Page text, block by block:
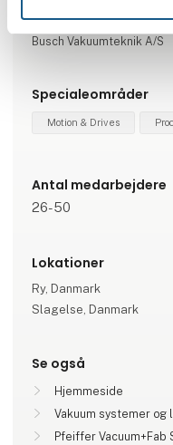
Repræsenterede
Busch Vakuumteknik A/S
Specialeområder
Motion & Drives
Antal medarbejdere
26-50
Lokationer
Ry, Danmark
Slagelse, Danmark
Se også
Hjemmeside
Vakuum systemer og
Pfeiffer